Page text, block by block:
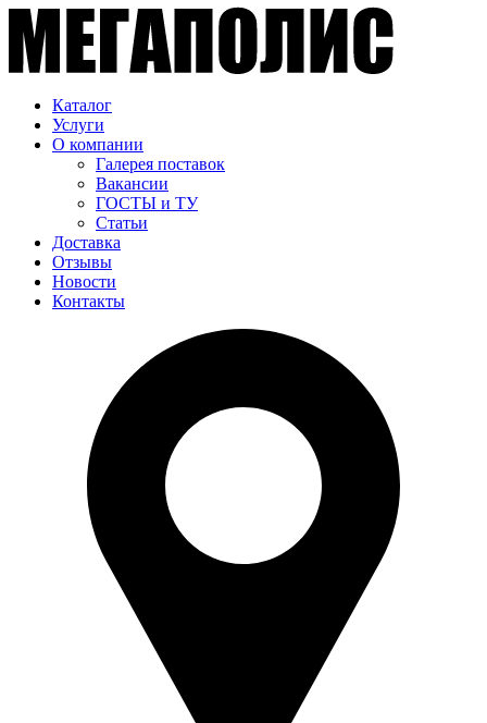
Каталог
Услуги
О компании
Галерея поставок
Вакансии
ГОСТЫ и ТУ
Статьи
Доставка
Отзывы
Новости
Контакты